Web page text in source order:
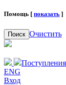
Помощь [ показать ]
Поиск Очистить
Поступления
ENG
Вход